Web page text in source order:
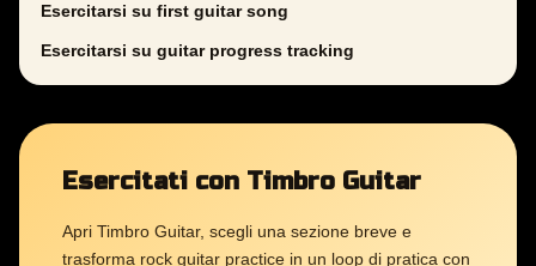
Esercitarsi su first guitar song
Esercitarsi su guitar progress tracking
Esercitati con Timbro Guitar
Apri Timbro Guitar, scegli una sezione breve e
trasforma rock guitar practice in un loop di pratica con